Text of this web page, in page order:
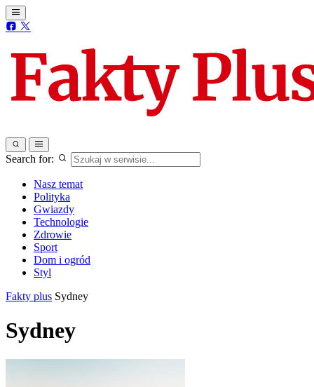
Search for:
Nasz temat
Polityka
Gwiazdy
Technologie
Zdrowie
Sport
Dom i ogród
Styl
Fakty plus Sydney
Sydney